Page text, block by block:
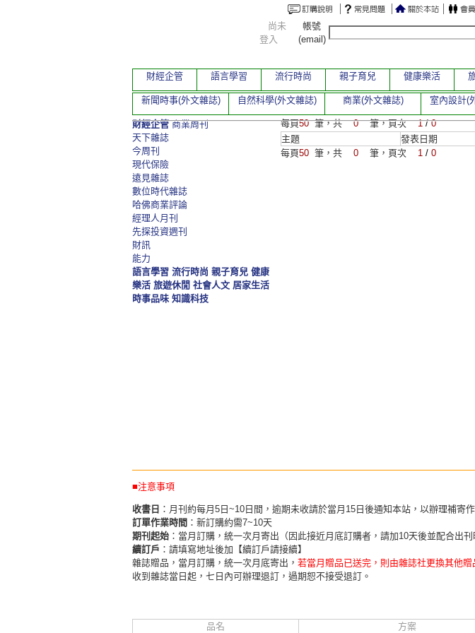
每頁50 筆，共 0 筆，頁次1/0
主題
發表日期
每頁50 筆，共 0 筆，頁次 1 / 0
財經企管 商業周刊
天下雜誌
今周刊
現代保險
遠見雜誌
數位時代雜誌
哈佛商業評論
經理人月刊
先探投資週刊
財訊
能力
語言學習 流行時尚 親子育兒 健康
樂活 旅遊休閒 社會人文 居家生活
時事品味 知識科技
尚未
登入
帳號
(email)
財經企管
語言學習 流行時尚 親子育兒 健康樂活
新聞時事(外文雜誌) 自然科學(外文雜誌) 商業(外文雜誌) 室內設計(
■注意事項
收書日 ：月刊約每月5日~10日間，逾期未收請於當月15日後通知本站，以辦理補寄作
訂單作業時間 ：新訂購約需7~10天
期刊起始 ：當月訂購，統一次月寄出（因此接近月底訂購者，請加10天後並配合出刊
續訂戶 ：請填寫地址後加【續訂戶請接續】
雜誌贈品，當月訂購，統一次月底寄出， 若當月贈品已送完，則由雜誌社更換其他贈
收到雜誌當日起，七日內可辦理退訂，過期恕不接受退訂。
品名 方案